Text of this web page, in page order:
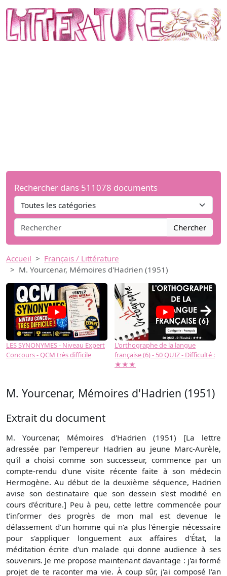
Rechercher dans 511078 documents
Chercher
Accueil
Français / Littérature
M. Yourcenar, Mémoires d'Hadrien (1951)
LES SYNONYMES - Niveau Expert
Concours - QCM très difficile
L'orthographe de la langue
française (6) - 50 QUIZ - Difficulté :
★★★
→
M. Yourcenar, Mémoires d'Hadrien (1951)
Extrait du document
M. Yourcenar, Mémoires d'Hadrien (1951) [La lettre
adressée par l'empereur Hadrien au jeune Marc-Aurèle,
qu'il a choisi comme son successeur, commence par un
compte-rendu d'une visite récente faite à son médecin
Hermogène. Au début de la deuxième séquence, Hadrien
avise son destinataire que son dessein s'est modifié en
cours d'écriture.] Peu à peu, cette lettre commencée pour
t'informer des progrès de mon mal est devenue le
délassement d'un homme qui n'a plus l'énergie nécessaire
pour s'appliquer longuement aux affaires d'État, la
méditation écrite d'un malade qui donne audience à ses
souvenirs. Je me propose maintenant davantage : j'ai formé
projet de te raconter ma vie. À coup sûr, j'ai composé l'an